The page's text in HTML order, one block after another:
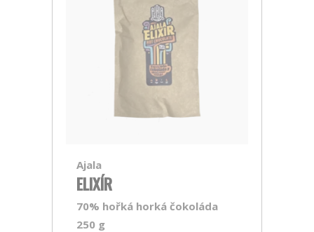
Ajala
ELIXÍR
70% hořká horká čokoláda
250 g